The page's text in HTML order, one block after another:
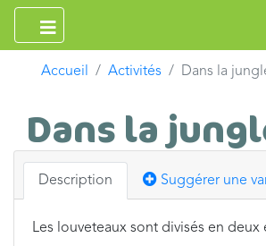
Accueil Activités Dans la
Dans la
Description Suggérer une
Les louveteaux sont divisés en deux